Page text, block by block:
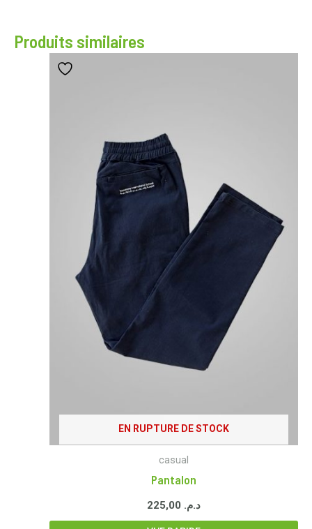
Produits similaires
EN RUPTURE DE STOCK
casual
Pantalon
د.م.